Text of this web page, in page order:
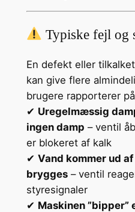
Typiske fejl og
En defekt eller tilkalket
kan give flere
brugere rapporterer
✔ Uregelmæssig
ingen damp – ventil
er blokeret af kalk
✔ Vand kommer ud
brygges– ventil
styresignaler
✔ Maskinen